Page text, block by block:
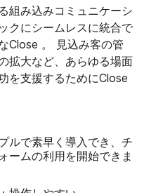
組み込みコミュニケーシ
クにシームレスに統合で
Close 。 見込み客の管
拡大など、あらゆる場面
を支援するためにClose
ルで素早く導入でき、チ
ームの利用を開始できま